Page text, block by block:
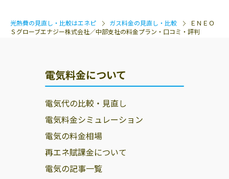
光熱費の見直し・比較はエネピ ガス料金の見直し・比較
ＥＮＥＯ
Ｓグローブエナジー株式会社／中部支社の料金プラン・口コミ・評判
電気料金について
電気代の比較・見直し
電気料金シミュレーション
電気の料金相場
再エネ賦課金について
電気の記事一覧